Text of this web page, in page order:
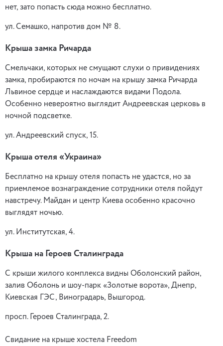
нет, зато попасть сюда можно бесплатно.
ул. Семашко, напротив дом № 8.
Крыша замка Ричарда
Смельчаки, которых не смущают слухи о привидениях
замка, пробираются по ночам на крышу замка Ричарда
Львиное сердце и наслаждаются видами Подола.
Особенно невероятно выглядит Андреевская церковь в
ночной подсветке.
ул. Андреевский спуск, 15.
Крыша отеля «Украина»
Бесплатно на крышу отеля попасть не удастся, но за
приемлемое вознаграждение сотрудники отеля пойдут
навстречу. Майдан и центр Киева особенно красочно
выглядят ночью.
ул. Институтская, 4.
Крыша на Героев Сталинграда
С крыши жилого комплекса видны Оболонский район,
залив Оболонь и шоу-парк «Золотые ворота», Днепр,
Киевская ГЭС, Виноградарь, Вышгород.
просп. Героев Сталинграда, 2.
Свидание на крыше хостела Freedom